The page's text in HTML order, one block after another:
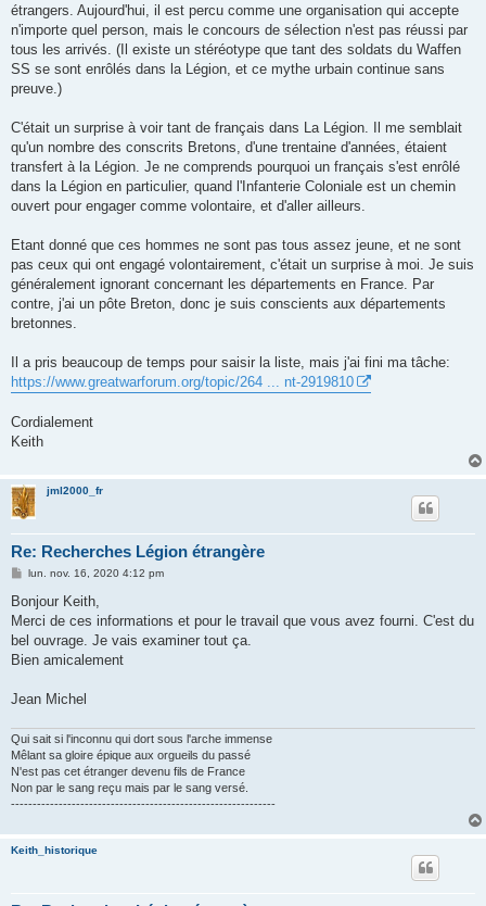
étrangers. Aujourd'hui, il est percu comme une organisation qui accepte
n'importe quel person, mais le concours de sélection n'est pas réussi par
tous les arrivés. (Il existe un stéréotype que tant des soldats du Waffen
SS se sont enrôlés dans la Légion, et ce mythe urbain continue sans
preuve.)
C'était un surprise à voir tant de français dans La Légion. Il me semblait
qu'un nombre des conscrits Bretons, d'une trentaine d'années, étaient
transfert à la Légion. Je ne comprends pourquoi un français s'est enrôlé
dans la Légion en particulier, quand l'Infanterie Coloniale est un chemin
ouvert pour engager comme volontaire, et d'aller ailleurs.
Etant donné que ces hommes ne sont pas tous assez jeune, et ne sont
pas ceux qui ont engagé volontairement, c'était un surprise à moi. Je suis
généralement ignorant concernant les départements en France. Par
contre, j'ai un pôte Breton, donc je suis conscients aux départements
bretonnes.
Il a pris beaucoup de temps pour saisir la liste, mais j'ai fini ma tâche:
https://www.greatwarforum.org/topic/264 ... nt-2919810
Cordialement
Keith
jml2000_fr
Re: Recherches Légion étrangère
M
s
a
g
lun. nov. 16, 2020 4:12 pm
Bonjour Keith,
Merci de ces informations et pour le travail que vous avez fourni. C'est du
bel ouvrage. Je vais examiner tout ça.
Bien amicalement
Jean Michel
Qui sait si l'inconnu qui dort sous l'arche immense
Mêlant sa gloire épique aux orgueils du passé
N'est pas cet étranger devenu fils de France
Non par le sang reçu mais par le sang versé.
-------------------------------------------------------------
Keith_historique